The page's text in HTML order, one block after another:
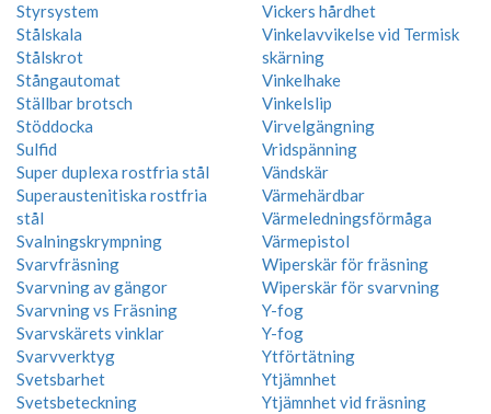
Styrsystem
Stålskala
Stålskrot
Stångautomat
Ställbar brotsch
Stöddocka
Sulfid
Super duplexa rostfria stål
Superaustenitiska rostfria
stål
Svalningskrympning
Svarvfräsning
Svarvning av gängor
Svarvning vs Fräsning
Svarvskärets vinklar
Svarvverktyg
Svetsbarhet
Svetsbeteckning
Vickers hårdhet
Vinkelavvikelse vid Termisk
skärning
Vinkelhake
Vinkelslip
Virvelgängning
Vridspänning
Vändskär
Värmehärdbar
Värmeledningsförmåga
Värmepistol
Wiperskär för fräsning
Wiperskär för svarvning
Y-fog
Y-fog
Ytförtätning
Ytjämnhet
Ytjämnhet vid fräsning